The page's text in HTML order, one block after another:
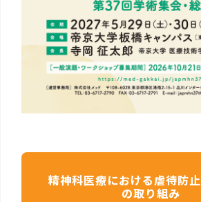
精神科医療における虐待防
の取り組み